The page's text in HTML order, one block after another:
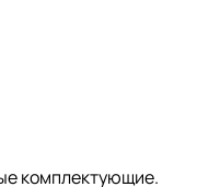
комплектующие.